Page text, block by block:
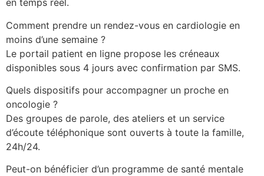
en temps réel.
Comment prendre un rendez-vous en cardiologie en
moins d’une semaine ?
Le portail patient en ligne propose les créneaux
disponibles sous 4 jours avec confirmation par SMS.
Quels dispositifs pour accompagner un proche en
oncologie ?
Des groupes de parole, des ateliers et un service
d’écoute téléphonique sont ouverts à toute la famille,
24h/24.
Peut-on bénéficier d’un programme de santé mentale